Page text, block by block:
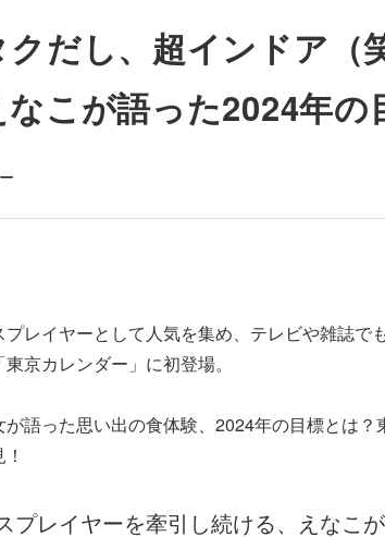
クだし、超インドア
なこが語った2024年の
プレイヤーとして人気を集め、テレビや雑誌で
東京カレンダー」に初登場。
が語った思い出の食体験、2024年の目標とは
プレイヤーを牽引し続ける、えなこ